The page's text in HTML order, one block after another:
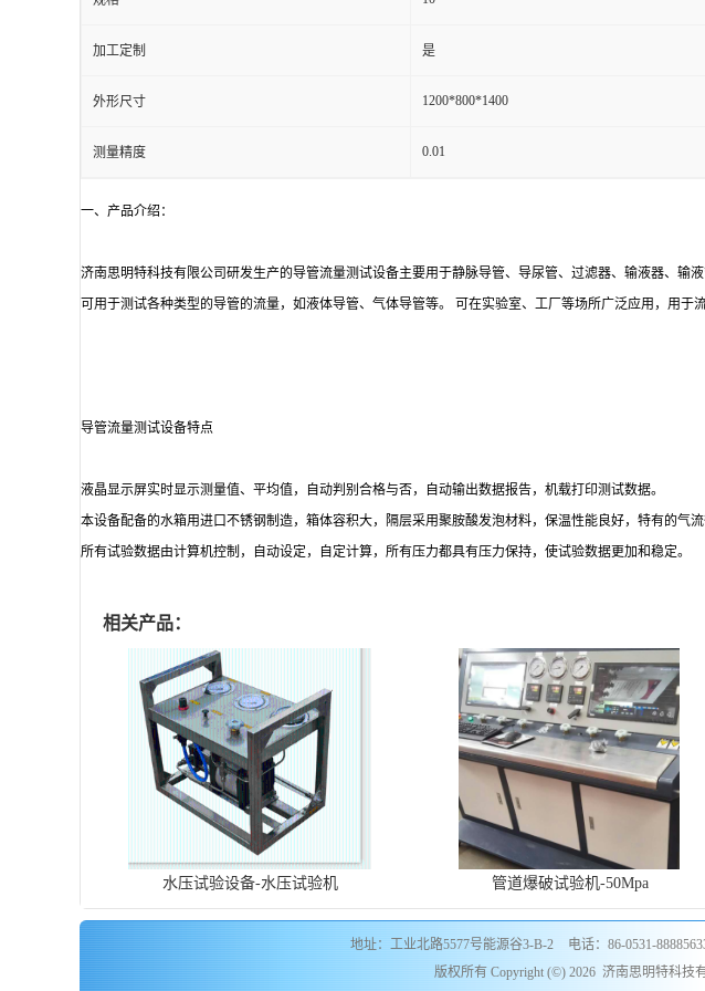
加工定制 是
外形尺寸 1200*800*1400
测量精度 0.01
一、产品介绍：
济南思明特科技有限公司研发生产的导管流量测试设备主要用于静脉导管、导尿管、过滤器、输液器、输
可用于测试各种类型的导管的流量，如液体导管、气体导管等。 可在实验室、工厂等场所广泛应用，用于
导管流量测试设备特点
液晶显示屏实时显示测量值、平均值，自动判别合格与否，自动输出数据报告，机载打印测试数据。
本设备配备的水箱用进口不锈钢制造，箱体容积大，隔层采用聚胺酸发泡材料，保温性能良好，特有的气
所有试验数据由计算机控制，自动设定，自定计算，所有压力都具有压力保持，使试验数据更加和稳定。
相关产品：
水压试验设备-水压试验机 管道爆破试验机-50Mpa
地址：工业北路5577号能源谷3-B-2 电话：86-0531-
版权所有 Copyright (©) 2026 济南思明特科技